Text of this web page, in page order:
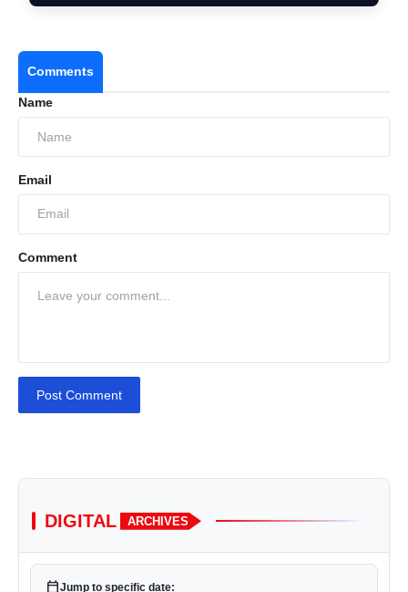
Comments
Name
Email
Comment
Post Comment
DIGITAL ARCHIVES
calendar_todayJump to specific date: